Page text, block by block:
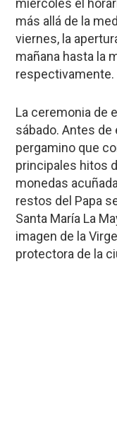
miércoles el
más allá de la
viernes, la
mañana hasta la
respectivamente.
La ceremonia de
sábado. Antes de
pergamino que
principales hitos
monedas
restos del Papa
Santa María La
imagen de la
protectora de la